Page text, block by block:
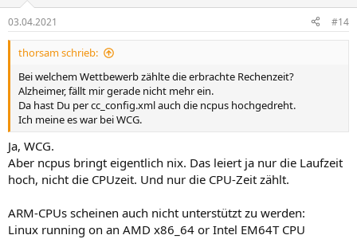
03.04.2021 #14
thorsam schrieb:
Bei welchem Wettbewerb zählte die erbrachte Rechenzeit?
Alzheimer, fällt mir gerade nicht mehr ein.
Da hast Du per cc_config.xml auch die ncpus hochgedreht.
Ich meine es war bei WCG.
Ja, WCG.
Aber ncpus bringt eigentlich nix. Das leiert ja nur die Laufzeit
hoch, nicht die CPUzeit. Und nur die CPU-Zeit zählt.
ARM-CPUs scheinen auch nicht unterstützt zu werden:
Linux running on an AMD x86_64 or Intel EM64T CPU